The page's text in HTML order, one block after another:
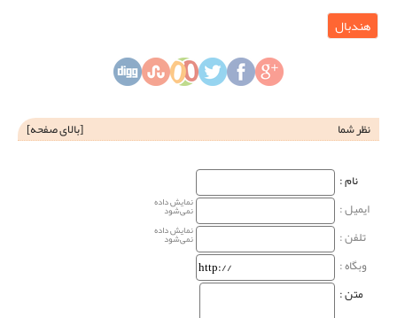
هندبال
نظر شما [بالای صفحه]
نام‌ :
ایمیل :
نمایش داده
نمی‌شود
تلفن : نمایش داده
نمی‌شود
وبگاه‌ :
متن :